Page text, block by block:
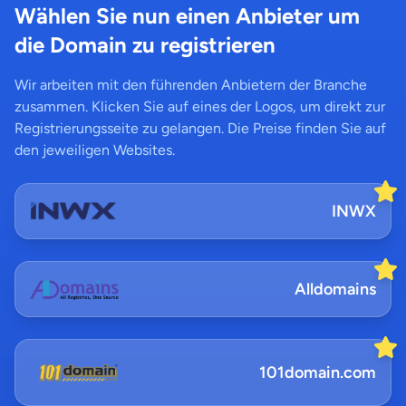
Wählen Sie nun einen Anbieter um
die Domain zu registrieren
Wir arbeiten mit den führenden Anbietern der Branche
zusammen. Klicken Sie auf eines der Logos, um direkt zur
Registrierungsseite zu gelangen. Die Preise finden Sie auf
den jeweiligen Websites.
INWX
Alldomains
101domain.com